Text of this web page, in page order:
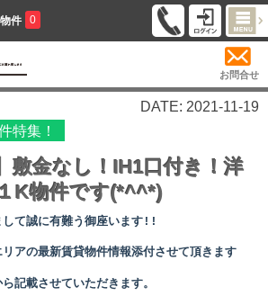
件 0
お問合せ
DATE: 2021-11-19
特集！
敷金なし！IH1口付き！洋
K物件です(*^^*)
して誠に有難う御座います!!
アの最新賃貸物件情報添付させて頂きます
記載させていただきます。